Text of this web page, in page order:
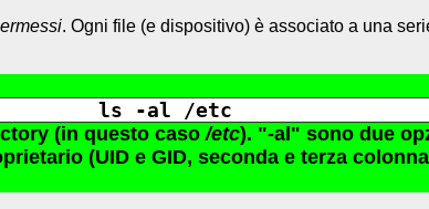
. Ogni file (e dispositivo) è associato a una
ls -al /etc
(in questo caso/etc). "-al" sono due
(UID e GID, seconda e terza